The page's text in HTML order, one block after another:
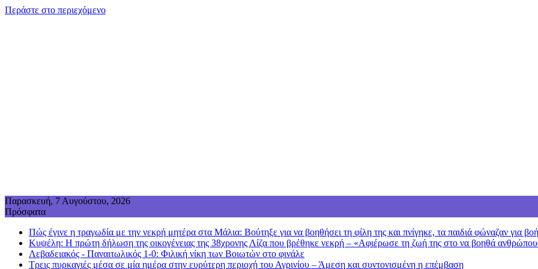
Περάστε στο περιεχόμενο
Παρασκευή, 7 Αυγούστου, 2026
Πρόσφατα
Πώς έγινε η τραγωδία με την νεκρή μητέρα στα Μάλια: Βούτηξε για να βοηθήσει τη φίλη της και πνίγηκε, τα παιδιά φώναζαν για
Κυψέλη: Η πρώτη δήλωση της οικογένειας της 38χρονης Λίζα που βρέθηκε νεκρή – «Αφιέρωσε τη ζωή της στο να βοηθά
Λεβαδειακός - Παναιτωλικός 1-0: Φιλική νίκη των Βοιωτών στο φινάλε
Τρεις πυρκαγιές μέσα σε μία ημέρα στην ευρύτερη περιοχή του Αγρινίου – Άμεση και συντονισμένη η επέμβαση